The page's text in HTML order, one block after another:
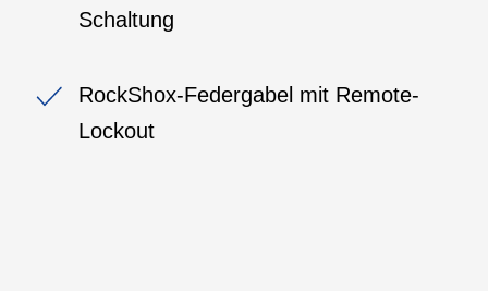
Schaltung
RockShox-Federgabel mit Remote-
Lockout